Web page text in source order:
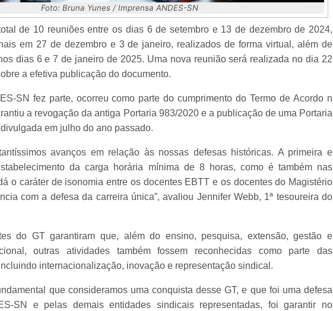
Foto: Bruna Yunes / Imprensa ANDES-SN
de 10 reuniões entre os dias 6 de setembro e 13 de dezembro de 2024,
em 27 de dezembro e 3 de janeiro, realizados de forma virtual, além de
dias 6 e 7 de janeiro de 2025. Uma nova reunião será realizada no dia 22
a efetiva publicação do documento.
SN fez parte, ocorreu como parte do cumprimento do Termo de Acordo n
a revogação da antiga Portaria 983/2020 e a publicação de uma Portaria
em julho do ano passado.
avanços em relação às nossas defesas históricas. A primeira e
da carga horária mínima de 8 horas, como é também nas
o caráter de isonomia entre os docentes EBTT e os docentes do Magistério
com a defesa da carreira única”, avaliou Jennifer Webb, 1ª tesoureira do
do GT garantiram que, além do ensino, pesquisa, extensão, gestão e
outras atividades também fossem reconhecidas como parte das
internacionalização, inovação e representação sindical.
que consideramos uma conquista desse GT, e que foi uma defesa
SN e pelas demais entidades sindicais representadas, foi garantir no